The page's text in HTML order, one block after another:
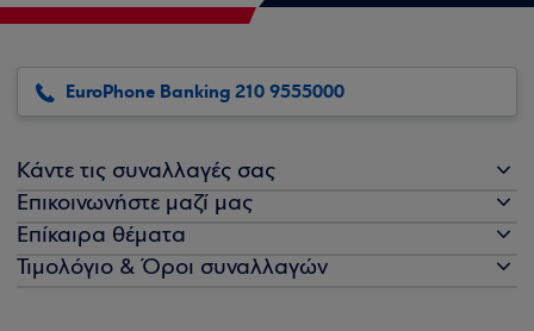
EuroPhone Banking 210 9555000
Κάντε τις συναλλαγές σας
Επικοινωνήστε μαζί μας
Επίκαιρα θέματα
Τιμολόγιο & Όροι συναλλαγών